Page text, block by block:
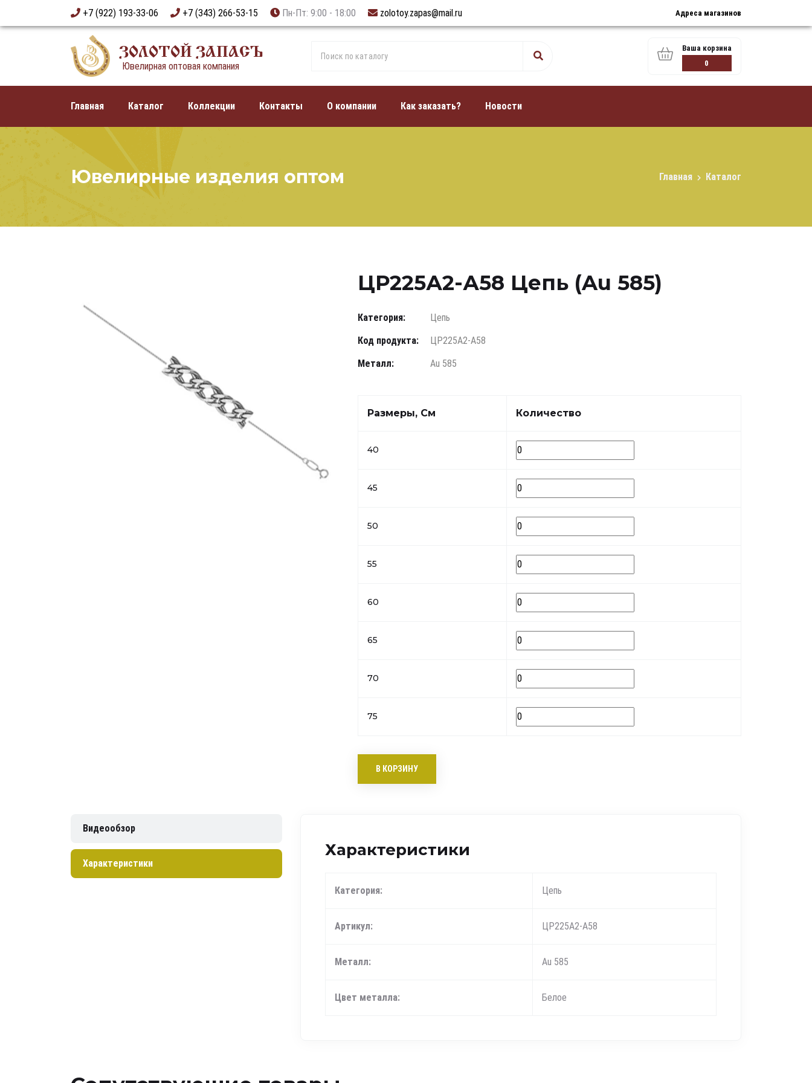
+7 (922) 193-33-06 +7 (343) 266-53-15 Пн-Пт: 9:00 - 18:00 zolotoy.zapas@mail.ru Адреса магазинов
ЗОЛОТОЙ ЗАПАСЪ
Ювелирная оптовая компания
Ваша корзина
0
Главная Каталог Коллекции Контакты О компании Как заказать? Новости
Ювелирные изделия оптом Главная Каталог
ЦР225А2-А58 Цепь (Au 585)
Категория:
Цепь
Код продукта:
ЦР225А2-А58
Металл:
Au 585
Размеры, См Количество
40
45
50
55
60
65
70
75
В КОРЗИНУ
Видеообзор
Характеристики
Характеристики
Категория: Цепь
Артикул: ЦР225А2-А58
Металл: Au 585
Цвет металла: Белое